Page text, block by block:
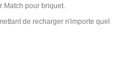
Match pour briquet.
de recharger n'importe quel